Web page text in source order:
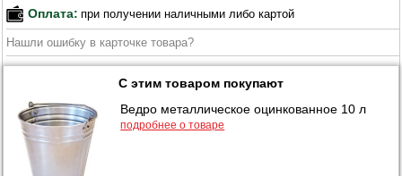
Оплата: при получении наличными либо картой
Нашли ошибку в карточке товара?
С этим товаром покупают
Ведро металлическое оцинкованное 10 л
подробнее о товаре